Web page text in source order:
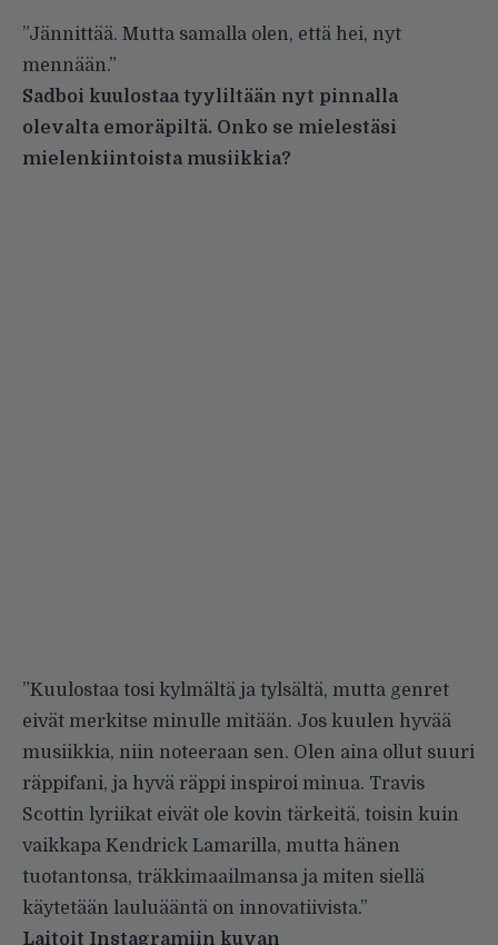
”Jännittää. Mutta samalla olen, että hei, nyt
mennään.”
Sadboi kuulostaa tyyliltään nyt pinnalla
olevalta emoräpiltä. Onko se mielestäsi
mielenkiintoista musiikkia?
”Kuulostaa tosi kylmältä ja tylsältä, mutta genret
eivät merkitse minulle mitään. Jos kuulen hyvää
musiikkia, niin noteeraan sen. Olen aina ollut suuri
räppifani, ja hyvä räppi inspiroi minua. Travis
Scottin lyriikat eivät ole kovin tärkeitä, toisin kuin
vaikkapa Kendrick Lamarilla, mutta hänen
tuotantonsa, träkkimaailmansa ja miten siellä
käytetään lauluääntä on innovatiivista.”
Laitoit Instagramiin kuvan